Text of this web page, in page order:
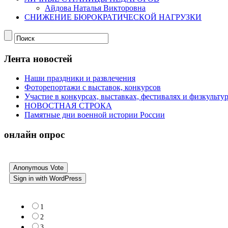
Айдова Наталья Викторовна
СНИЖЕНИЕ БЮРОКРАТИЧЕСКОЙ НАГРУЗКИ
Лента новостей
Наши праздники и развлечения
Фоторепортажи с выставок, конкурсов
Участие в конкурсах, выставках, фестивалях и
НОВОСТНАЯ СТРОКА
Памятные дни военной истории России
онлайн опрос
Anonymous Vote
Sign in with WordPress
1
2